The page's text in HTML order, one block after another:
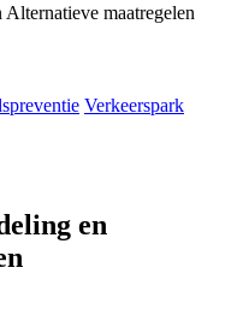
maatregelen
Verkeerspark
en